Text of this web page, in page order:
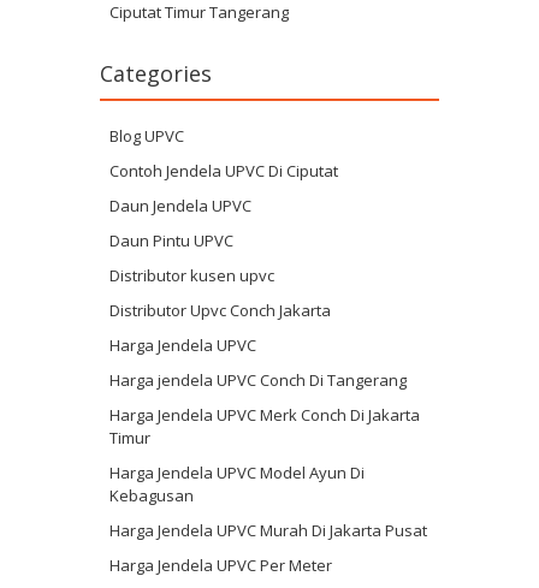
Ciputat Timur Tangerang
Categories
Blog UPVC
Contoh Jendela UPVC Di Ciputat
Daun Jendela UPVC
Daun Pintu UPVC
Distributor kusen upvc
Distributor Upvc Conch Jakarta
Harga Jendela UPVC
Harga jendela UPVC Conch Di Tangerang
Harga Jendela UPVC Merk Conch Di Jakarta
Timur
Harga Jendela UPVC Model Ayun Di
Kebagusan
Harga Jendela UPVC Murah Di Jakarta Pusat
Harga Jendela UPVC Per Meter